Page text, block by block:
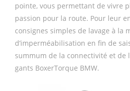
pointe, vous permettant de vivre
passion pour la route. Pour leur
consignes simples de lavage à la
d’imperméabilisation en fin de
summum de la connectivité et de
gants BoxerTorque BMW.